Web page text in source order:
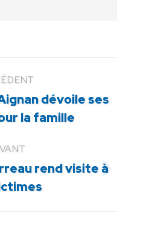
Article
précédent
dévoile ses
la famille
Article
suivant
rend visite à